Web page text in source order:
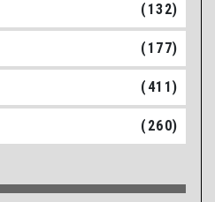
(132)
(177)
(411)
(260)